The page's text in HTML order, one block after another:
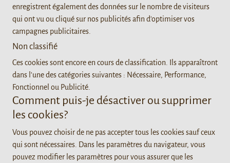
enregistrent également des données sur le nombre de visiteurs
qui ont vu ou cliqué sur nos publicités afin d'optimiser vos
campagnes publicitaires.
Non classifié
Ces cookies sont encore en cours de classification. Ils apparaîtront
dans l'une des catégories suivantes : Nécessaire, Performance,
Fonctionnel ou Publicité.
Comment puis-je désactiver ou supprimer
les cookies?
Vous pouvez choisir de ne pas accepter tous les cookies sauf ceux
qui sont nécessaires. Dans les paramètres du navigateur, vous
pouvez modifier les paramètres pour vous assurer que les